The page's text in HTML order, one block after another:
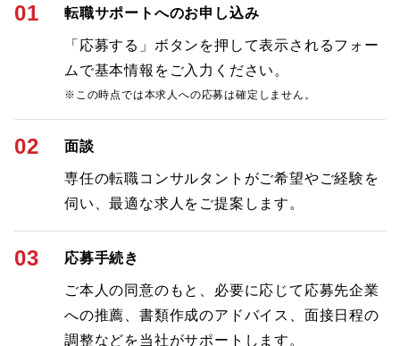
01 転職サポートへのお申し込み
「応募する」ボタンを押して表示されるフォー
ムで基本情報をご入力ください。
※この時点では本求人への応募は確定しません。
02 面談
専任の転職コンサルタントがご希望やご経験を
伺い、最適な求人をご提案します。
03 応募手続き
ご本人の同意のもと、必要に応じて応募先企業
への推薦、書類作成のアドバイス、面接日程の
調整などを当社がサポートします。